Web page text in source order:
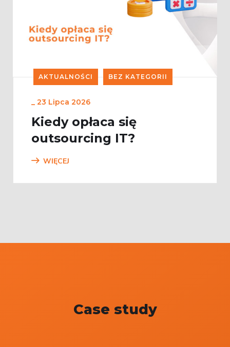
AKTUALNOŚCI BEZ KATEGORII
_ 23 Lipca 2026
Kiedy opłaca się
outsourcing IT?
WIĘCEJ
Case study